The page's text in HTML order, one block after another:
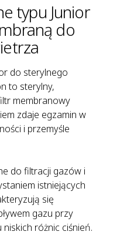
typu Junior
do
do sterylnego
to sterylny,
membranowy
zdaje egzamin w
i przemyśle
do filtracji gazów i
istniejących
się
gazu przy
różnic ciśnień.